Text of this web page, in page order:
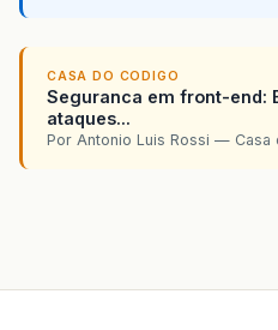
CASA DO CODIGO
Seguranca em front-end:
ataques...
Por Antonio Luis Rossi — Casa